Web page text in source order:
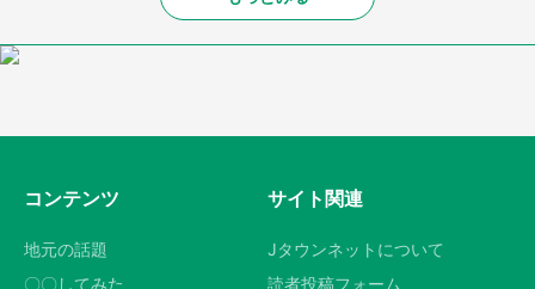
コンテンツ
地元の話題
〇〇してみた
サイト関連
Jタウンネットについて
読者投稿フォーム